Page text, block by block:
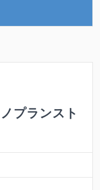
プランスト